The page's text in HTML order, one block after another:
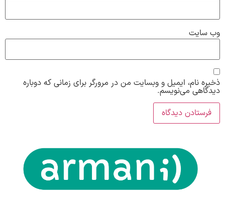
وب‌ سایت
ذخیره نام، ایمیل و وبسایت من در مرورگر برای زمانی که دوباره
دیدگاهی می‌نویسم.